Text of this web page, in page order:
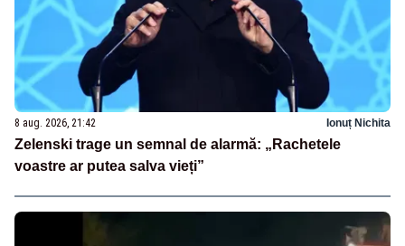
8 aug. 2026, 21:42 Ionuț Nichita
Zelenski trage un semnal de alarmă: „Rachetele
voastre ar putea salva vieți”